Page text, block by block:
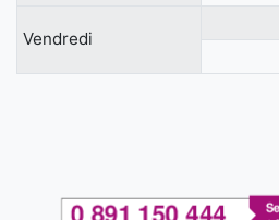
Vendredi